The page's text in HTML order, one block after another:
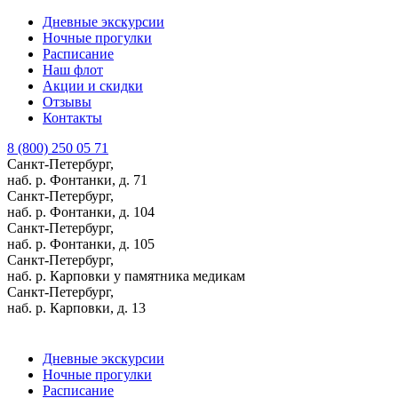
Дневные экскурсии
Ночные прогулки
Расписание
Наш флот
Акции и скидки
Отзывы
Контакты
8 (800) 250 05 71
Санкт-Петербург,
наб. р. Фонтанки, д. 71
Санкт-Петербург,
наб. р. Фонтанки, д. 104
Санкт-Петербург,
наб. р. Фонтанки, д. 105
Санкт-Петербург,
наб. р. Карповки у памятника медикам
Санкт-Петербург,
наб. р. Карповки, д. 13
Дневные экскурсии
Ночные прогулки
Расписание